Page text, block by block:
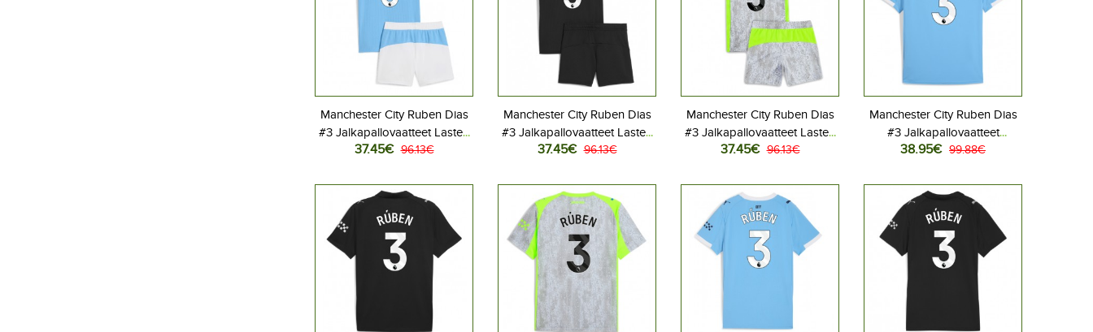
Manchester City Ruben Dias
#3 Jalkapallovaatteet Lasten
Kotipeliasu 2025-26
housut)
37.45€ 96.13€
Manchester City Ruben Dias
#3 Jalkapallovaatteet Lasten
Vieraspeliasu 2025-26
housut)
37.45€ 96.13€
Manchester City Ruben Dias
#3 Jalkapallovaatteet Lasten
Kolmas peliasu 2025-26
housut)
37.45€ 96.13€
Manchester City Ruben Dias
#3 Jalkapallovaatteet
Kotipaita 2025-26
38.95€ 99.88€